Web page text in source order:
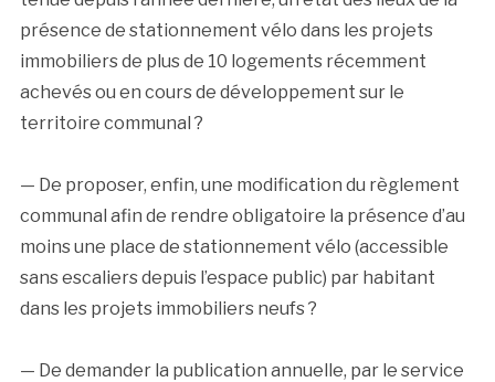
présence de stationnement vélo dans les projets
immobiliers de plus de 10 logements récemment
achevés ou en cours de développement sur le
territoire communal ?
— De proposer, enfin, une modification du règlement
communal afin de rendre obligatoire la présence d’au
moins une place de stationnement vélo (accessible
sans escaliers depuis l’espace public) par habitant
dans les projets immobiliers neufs ?
— De demander la publication annuelle, par le service